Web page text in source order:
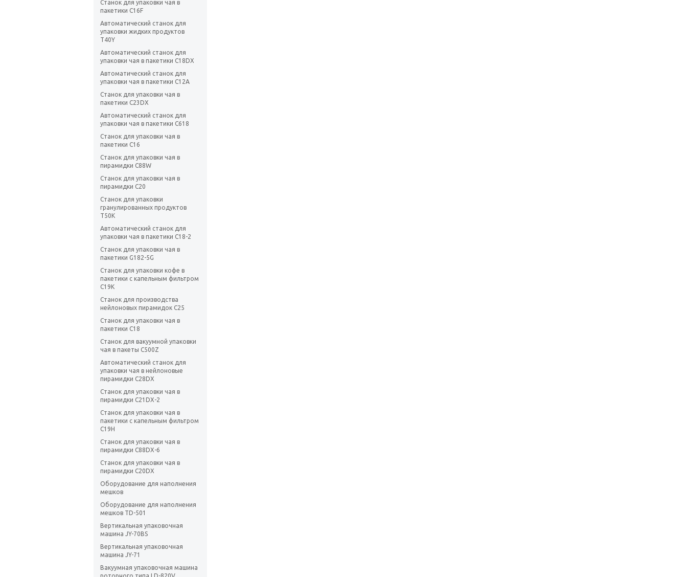
Станок для упаковки чая в
пакетики C16F
Автоматический станок для
упаковки жидких продуктов
T40Y
Автоматический станок для
упаковки чая в пакетики C18DX
Автоматический станок для
упаковки чая в пакетики C12A
Станок для упаковки чая в
пакетики C23DX
Автоматический станок для
упаковки чая в пакетики C618
Станок для упаковки чая в
пакетики C16
Станок для упаковки чая в
пирамидки C88W
Станок для упаковки чая в
пирамидки C20
Станок для упаковки
гранулированных продуктов
T50K
Автоматический станок для
упаковки чая в пакетики C18-2
Станок для упаковки чая в
пакетики G182-5G
Станок для упаковки кофе в
пакетики с капельным фильтром
C19K
Станок для производства
нейлоновых пирамидок C25
Станок для упаковки чая в
пакетики C18
Станок для вакуумной упаковки
чая в пакеты C500Z
Автоматический станок для
упаковки чая в нейлоновые
пирамидки C28DX
Станок для упаковки чая в
пирамидки C21DX-2
Станок для упаковки чая в
пакетики с капельным фильтром
C19H
Станок для упаковки чая в
пирамидки C88DX-6
Станок для упаковки чая в
пирамидки C20DX
Оборудование для наполнения
мешков
Оборудование для наполнения
мешков TD-501
Вертикальная упаковочная
машина JY-70BS
Вертикальная упаковочная
машина JY-71
Вакуумная упаковочная машина